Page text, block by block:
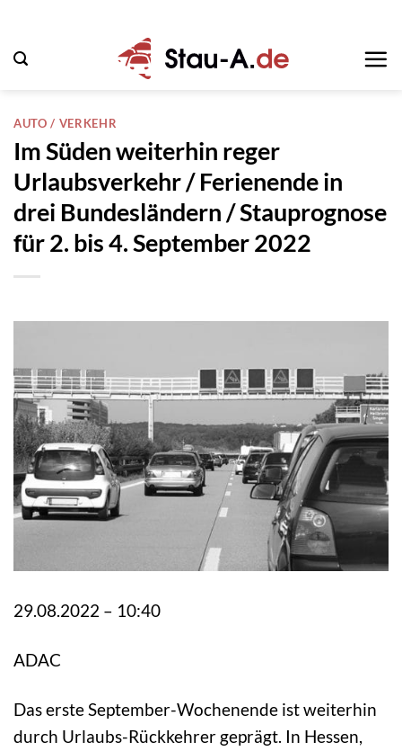
springen
AUTO / VERKEHR
Im Süden weiterhin reger
Urlaubsverkehr / Ferienende in
drei Bundesländern / Stauprognose
für 2. bis 4. September 2022
29.08.2022 – 10:40
ADAC
Das erste September-Wochenende ist weiterhin
durch Urlaubs-Rückkehrer geprägt. In Hessen,